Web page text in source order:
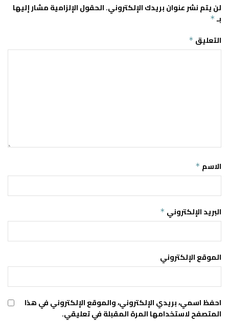
لن يتم نشر عنوان بريدك الإلكتروني.الحقول الإلزامية مشار إليها
بـ *
التعليق *
الاسم *
البريد الإلكتروني *
الموقع الإلكتروني
احفظ اسمي، بريدي الإلكتروني، والموقع الإلكتروني في هذا
المتصفح لاستخدامها المرة المقبلة في تعليقي.